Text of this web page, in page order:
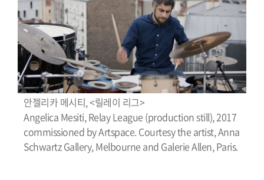
안젤리카 메시티, <릴레이 리그>
Angelica Mesiti, Relay League (production still), 2017
commissioned by Artspace. Courtesy the artist, Anna
Schwartz Gallery, Melbourne and Galerie Allen, Paris.